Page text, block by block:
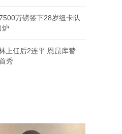
万镑签下28岁纽卡队
炉
上任后2连平 恩昆库替
秀